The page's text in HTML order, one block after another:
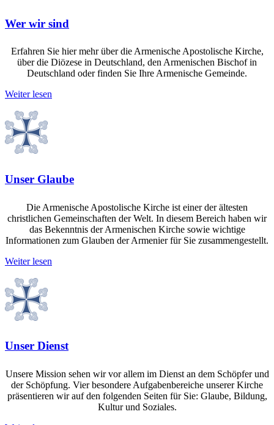
Wer wir sind
Erfahren Sie hier mehr über die Armenische Apostolische Kirche,
über die Diözese in Deutschland, den Armenischen Bischof in
Deutschland oder finden Sie Ihre Armenische Gemeinde.
Weiter lesen
Unser Glaube
Die Armenische Apostolische Kirche ist einer der ältesten
christlichen Gemeinschaften der Welt. In diesem Bereich haben wir
das Bekenntnis der Armenischen Kirche sowie wichtige
Informationen zum Glauben der Armenier für Sie zusammengestellt.
Weiter lesen
Unser Dienst
Unsere Mission sehen wir vor allem im Dienst an dem Schöpfer und
der Schöpfung. Vier besondere Aufgabenbereiche unserer Kirche
präsentieren wir auf den folgenden Seiten für Sie: Glaube, Bildung,
Kultur und Soziales.